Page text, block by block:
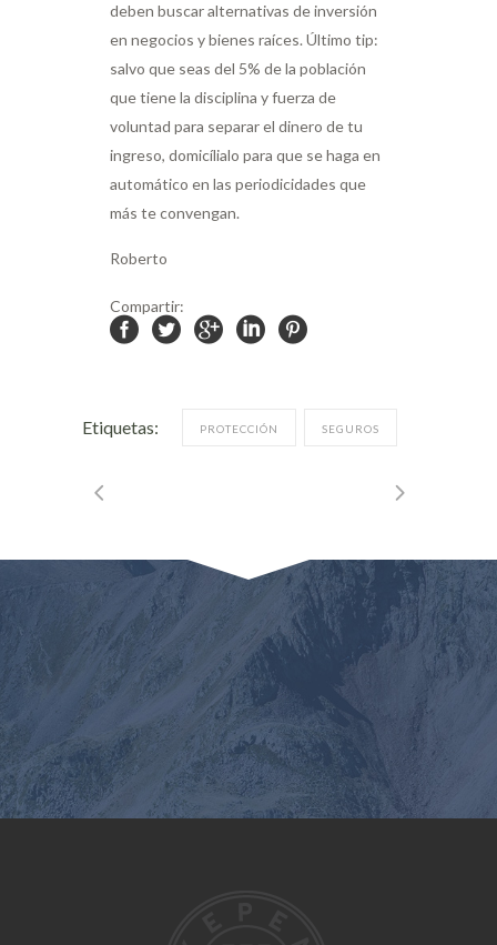
deben buscar alternativas de inversión
en negocios y bienes raíces. Último tip:
salvo que seas del 5% de la población
que tiene la disciplina y fuerza de
voluntad para separar el dinero de tu
ingreso, domicílialo para que se haga en
automático en las periodicidades que
más te convengan.
Roberto
Compartir:
Etiquetas: PROTECCIÓN SEGUROS